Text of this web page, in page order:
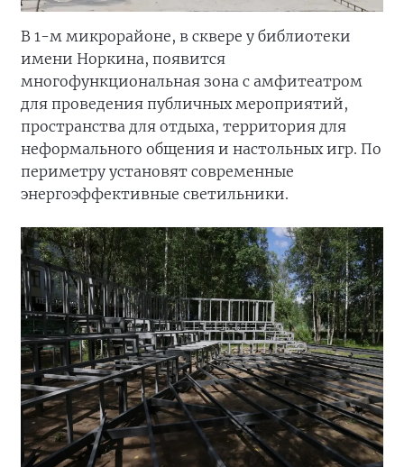
В 1-м микрорайоне, в сквере у библиотеки
имени Норкина, появится
многофункциональная зона с амфитеатром
для проведения публичных мероприятий,
пространства для отдыха, территория для
неформального общения и настольных игр. По
периметру установят современные
энергоэффективные светильники.